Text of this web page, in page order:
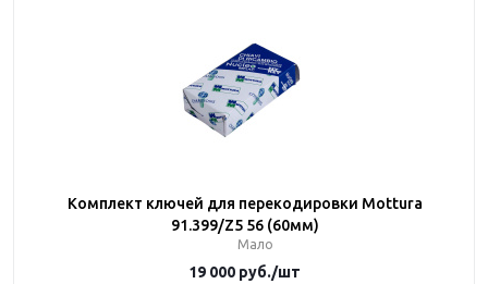
Комплект ключей для перекодировки Mottura
91.399/Z5 56 (60мм)
Мало
19 000 руб./шт